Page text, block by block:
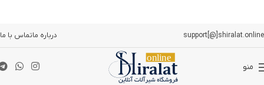
support[@]shiralat.online درباره ماتماس با ما
منو